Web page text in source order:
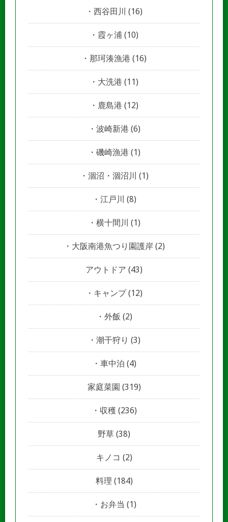
西谷田川 (16)
霞ヶ浦 (10)
那珂湊漁港 (16)
大洗港 (11)
鹿島港 (12)
波崎新港 (6)
磯崎漁港 (1)
涸沼・涸沼川 (1)
江戸川 (8)
横十間川 (1)
大阪南港魚つり園護岸 (2)
アウトドア (43)
キャンプ(12)
外飯 (2)
潮干狩り (3)
車中泊 (4)
家庭菜園 (319)
収穫 (236)
野草 (38)
キノコ (2)
料理 (184)
お弁当 (1)